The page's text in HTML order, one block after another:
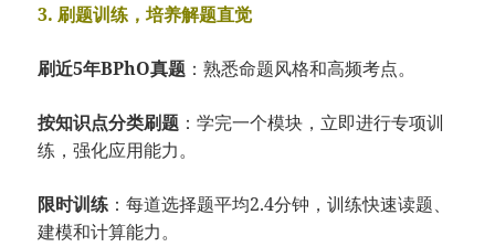
3. 刷题训练，培养解题直觉
刷近5年BPhO真题 ：熟悉命题风格和高频考点。
按知识点分类刷题 ：学完一个模块，立即进行专项训
练，强化应用能力。
限时训练 ：每道选择题平均2.4分钟，训练快速读题、
建模和计算能力。